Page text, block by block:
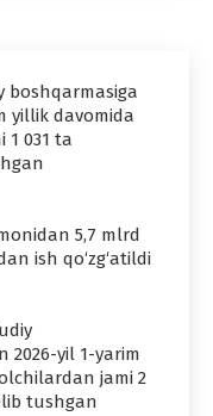
boshqarmasiga
yillik davomida
1 031 ta
5,7 mlrd
ish qo‘zg‘atildi
2026-yil 1-yarim
jami 2
tushgan